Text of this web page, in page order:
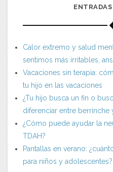
Calor extremo y salud
sentimos más irritables,
Vacaciones sin terapia:
tu hijo en las vacaciones
¿Tu hijo busca un fin o
diferenciar entre berrinche
¿Cómo puede ayudar la
TDAH?
Pantallas en verano:
para niños y adolescentes?